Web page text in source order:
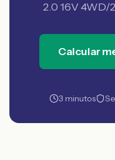
2.0 16V 4WD/
Calcular
3 minutos